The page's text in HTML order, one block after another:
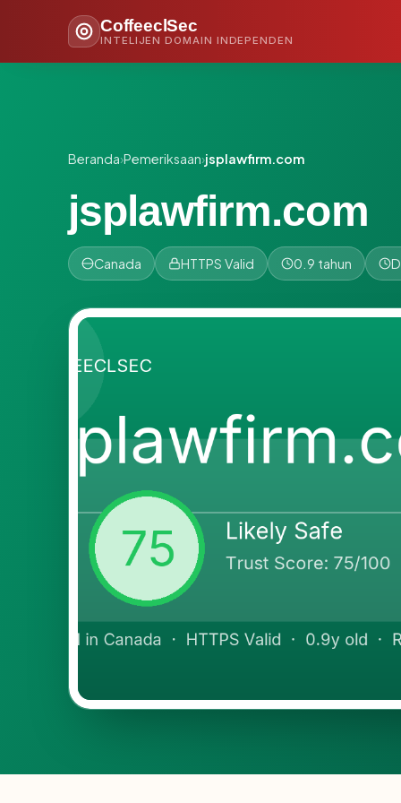
CoffeeclSec
INTELIJEN DOMAIN INDEPENDEN
Beranda›Pemeriksaan›jsplawfirm.com
jsplawfirm.com
Canada HTTPS Valid 0.9 tahun